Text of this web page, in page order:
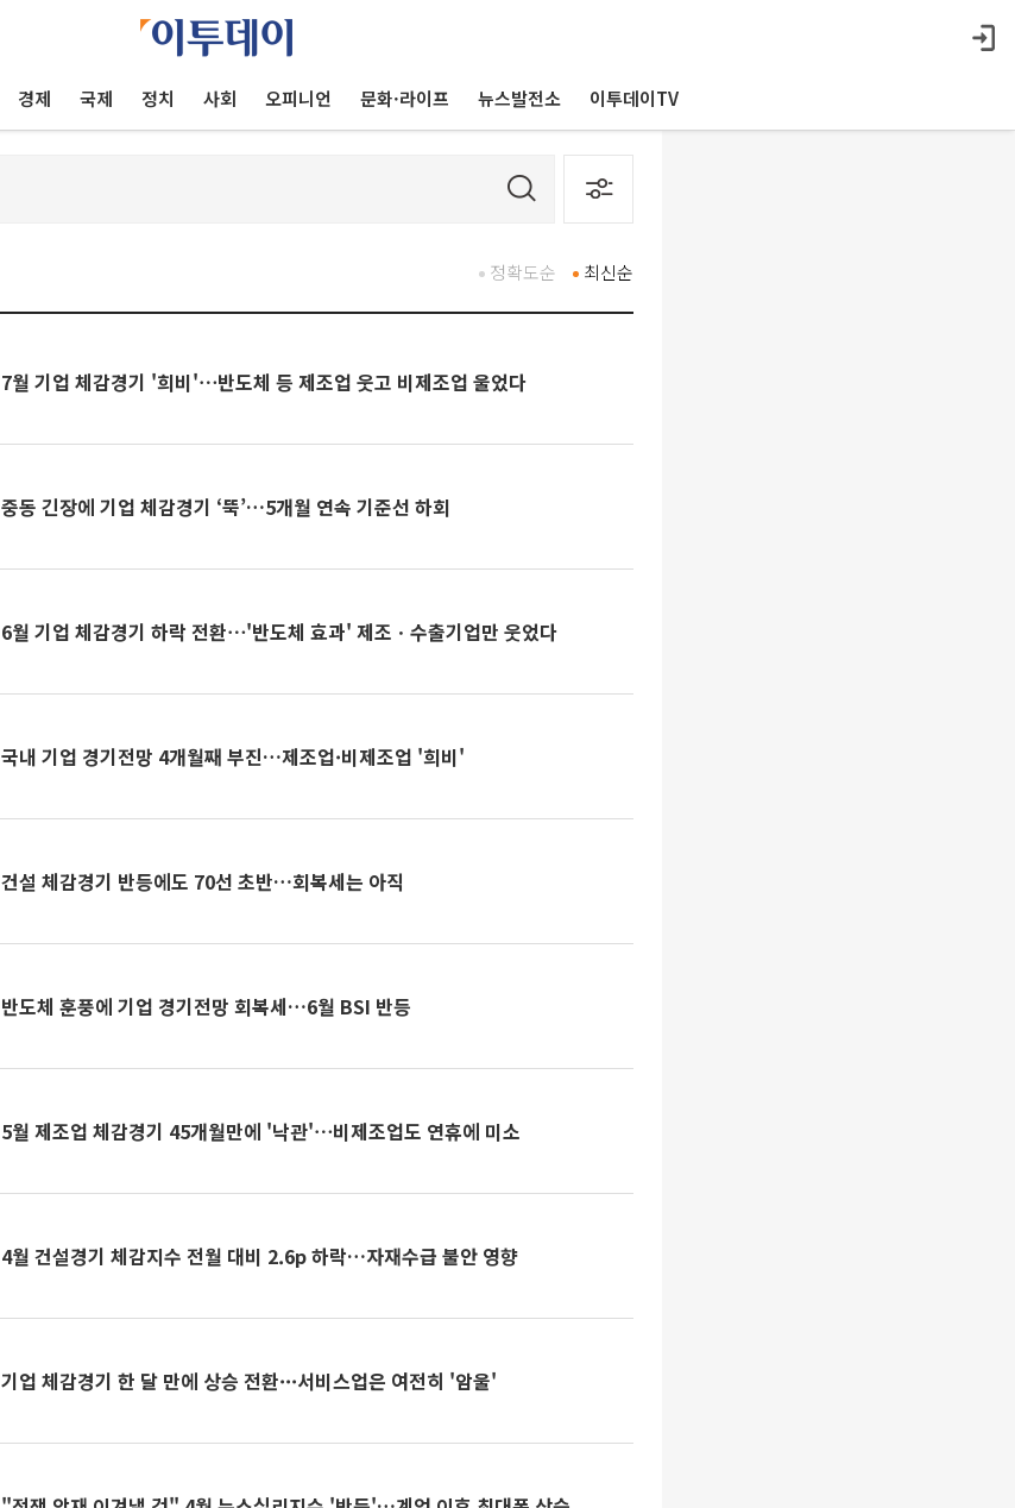
경제 국제 정치 사회 오피니언 문화·라이프 뉴스발전소 이투데이TV
최신순
정확도순
7월 기업 체감경기 '희비'⋯반도체 등 제조업 웃고 비제조업 울었다
중동 긴장에 기업 체감경기 ‘뚝’…5개월 연속 기준선 하회
6월 기업 체감경기 하락 전환⋯'반도체 효과' 제조ㆍ수출기업만 웃었다
국내 기업 경기전망 4개월째 부진…제조업·비제조업 '희비'
건설 체감경기 반등에도 70선 초반…회복세는 아직
반도체 훈풍에 기업 경기전망 회복세…6월 BSI 반등
5월 제조업 체감경기 45개월만에 '낙관'⋯비제조업도 연휴에 미소
4월 건설경기 체감지수 전월 대비 2.6p 하락…자재수급 불안 영향
기업 체감경기 한 달 만에 상승 전환···서비스업은 여전히 '암울'